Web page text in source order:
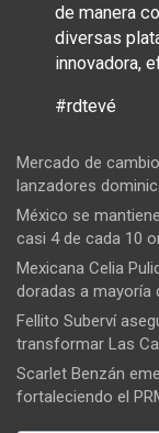
de manera
diversas
innovadora,
#rdtevé
Mercado de
lanzadores
México se
casi 4 de cada 10
Mexicana Celia
doradas a mayoría
Fellito Suberví
transformar Las
Scarlet Benzán
fortaleciendo el